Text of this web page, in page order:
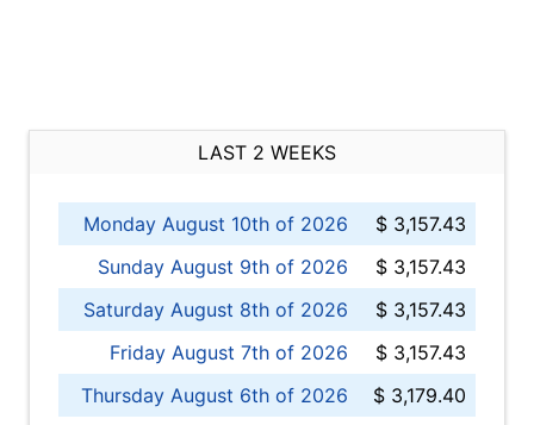
LAST 2 WEEKS
Monday August 10th of 2026
$ 3,157.43
Sunday August 9th of 2026
$ 3,157.43
Saturday August 8th of 2026
$ 3,157.43
Friday August 7th of 2026
$ 3,157.43
Thursday August 6th of 2026
$ 3,179.40